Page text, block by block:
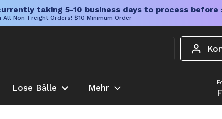
taking 5-10 business days to process before
Non-Freight Orders! $10 Minimum Order
Lose Bälle Mehr